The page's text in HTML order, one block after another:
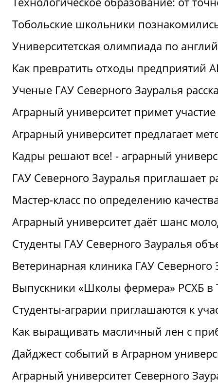
Тобольские школьники
Университетская олимпиада по
Как превратить отходы предприятий
Ученые ГАУ Северного Зауралья
Аграрный университет примет
Аграрный университет предлагает
Кадры решают все! - аграрный
ГАУ Северного Зауралья приглашает
Мастер-класс по определению
Аграрный университет даёт шанс
Студенты ГАУ Северного Зауралья
Ветеринарная клиника ГАУ Северного
Выпускники «Школы фермера» РСХБ
Студенты-аграрии приглашаются к
Как выращивать масличный лен с
Дайджест событий в Аграрном
Аграрный университет Северного